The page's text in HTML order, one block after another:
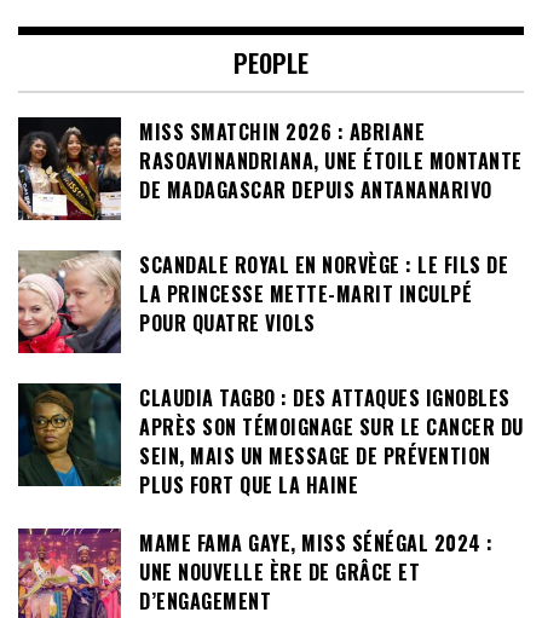
PEOPLE
MISS SMATCHIN 2026 : ABRIANE
RASOAVINANDRIANA, UNE ÉTOILE MONTANTE
DE MADAGASCAR DEPUIS ANTANANARIVO
SCANDALE ROYAL EN NORVÈGE : LE FILS DE
LA PRINCESSE METTE-MARIT INCULPÉ
POUR QUATRE VIOLS
CLAUDIA TAGBO : DES ATTAQUES IGNOBLES
APRÈS SON TÉMOIGNAGE SUR LE CANCER DU
SEIN, MAIS UN MESSAGE DE PRÉVENTION
PLUS FORT QUE LA HAINE
MAME FAMA GAYE, MISS SÉNÉGAL 2024 :
UNE NOUVELLE ÈRE DE GRÂCE ET
D’ENGAGEMENT